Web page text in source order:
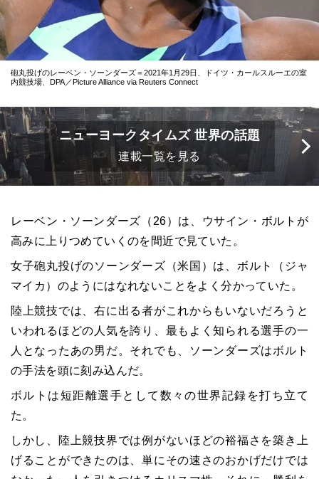
砲丸投げのレーベン・ソーンダーズ＝2021年1月29日、ドイツ・カールスルーエの室
内競技場、DPA／Picture Alliance via Reuters Connect
ニューヨークタイムズ 世界の話題
連載一覧を見る
レーベン・ソーンダーズ（26）は、ウサイン・ボルトが
高みに上りつめていくのを間近で見ていた。
女子砲丸投げのソーンダーズ（米国）は、ボルト（ジャ
マイカ）のようにはなれないことをよく分かっていた。
陸上競技では、右に出る者がこれからもいないだろうと
いわれるほどの人気を誇り、最もよく知られる選手の一
人となったあの男だ。それでも、ソーンダーズはボルト
の手法を頭に刻み込んだ。
ボルトは短距離選手として数々の世界記録を打ち立て
た。
しかし、陸上競技界では例がないほどの裕福さを築き上
げることができたのは、単にその速さのおかげだけでは